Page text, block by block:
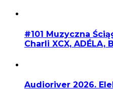
#101 Muzyczna
Charli XCX, ADÉLA,
Audioriver 2026.